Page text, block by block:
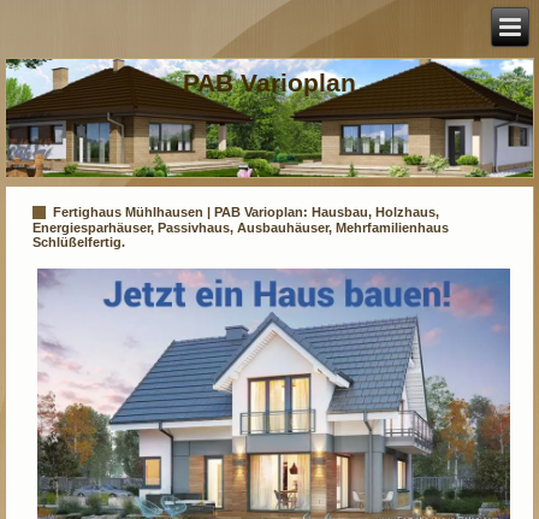
PAB Varioplan
Fertighaus Mühlhausen | PAB Varioplan: Hausbau, Holzhaus,
Energiesparhäuser, Passivhaus, Ausbauhäuser, Mehrfamilienhaus
Schlüßelfertig.